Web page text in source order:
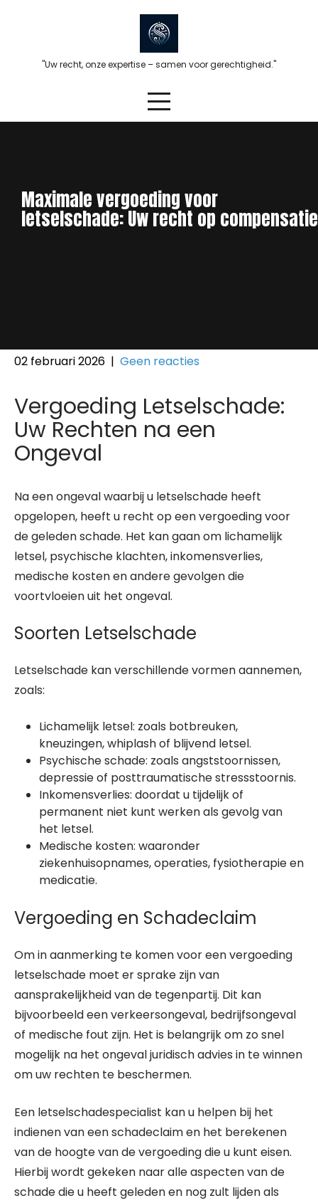
"Uw recht, onze expertise – samen voor gerechtigheid."
Maximale vergoeding voor
letselschade: Uw recht op compensatie
02 februari 2026 | Geen reacties
Vergoeding Letselschade:
Uw Rechten na een
Ongeval
Na een ongeval waarbij u letselschade heeft
opgelopen, heeft u recht op een vergoeding voor
de geleden schade. Het kan gaan om lichamelijk
letsel, psychische klachten, inkomensverlies,
medische kosten en andere gevolgen die
voortvloeien uit het ongeval.
Soorten Letselschade
Letselschade kan verschillende vormen aannemen,
zoals:
Lichamelijk letsel: zoals botbreuken,
kneuzingen, whiplash of blijvend letsel.
Psychische schade: zoals angststoornissen,
depressie of posttraumatische stressstoornis.
Inkomensverlies: doordat u tijdelijk of
permanent niet kunt werken als gevolg van
het letsel.
Medische kosten: waaronder
ziekenhuisopnames, operaties, fysiotherapie en
medicatie.
Vergoeding en Schadeclaim
Om in aanmerking te komen voor een vergoeding
letselschade moet er sprake zijn van
aansprakelijkheid van de tegenpartij. Dit kan
bijvoorbeeld een verkeersongeval, bedrijfsongeval
of medische fout zijn. Het is belangrijk om zo snel
mogelijk na het ongeval juridisch advies in te winnen
om uw rechten te beschermen.
Een letselschadespecialist kan u helpen bij het
indienen van een schadeclaim en het berekenen
van de hoogte van de vergoeding die u kunt eisen.
Hierbij wordt gekeken naar alle aspecten van de
schade die u heeft geleden en nog zult lijden als